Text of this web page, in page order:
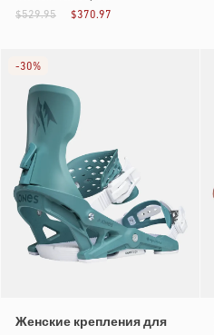
$370.97
$529.95
Женские крепления для
-30%